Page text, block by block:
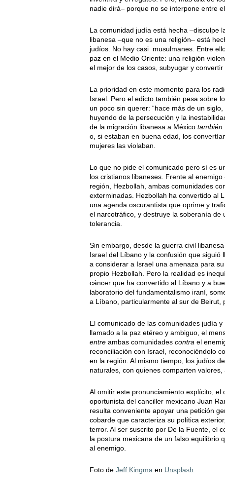
nadie dirá– porque no se interpone entre
La comunidad judía está hecha –disculpe
libanesa –que no es una religión– está
judíos. No hay casi musulmanes. Entre
paz en el Medio Oriente: una religión
el mejor de los casos, subyugar y
La prioridad en este momento para los
Israel. Pero el edicto también pesa sobre
un poco sin querer: “hace más de un
huyendo de la persecución y la
de la migración libanesa a México también
o, si estaban en buena edad, los
mujeres las violaban.
Lo que no pide el comunicado pero sí es
los cristianos libaneses. Frente al
región, Hezbollah, ambas comunidades
exterminadas. Hezbollah ha convertido al
una agenda oscurantista que oprime y
el narcotráfico, y destruye la soberanía
tolerancia.
Sin embargo, desde la guerra civil
Israel del Líbano y la confusión que siguió
a considerar a Israel una amenaza para
propio Hezbollah. Pero la realidad es
cáncer que ha convertido al Líbano y a
laboratorio del fundamentalismo iraní,
a Líbano, particularmente al sur de Beirut,
El comunicado de las comunidades judía
llamado a la paz etéreo y ambiguo, el
entre ambas comunidades contra el
reconciliación con Israel, reconociéndolo
en la región. Al mismo tiempo, los judíos
naturales, con quienes comparten
Al omitir este pronunciamiento explícito,
oportunista del canciller mexicano Juan
resulta conveniente apoyar una petición
cobarde que caracteriza su política
terror. Al ser suscrito por De la Fuente, el
la postura mexicana de un falso equilibrio
al enemigo.
Foto de Jeff Kingma en Unsplash